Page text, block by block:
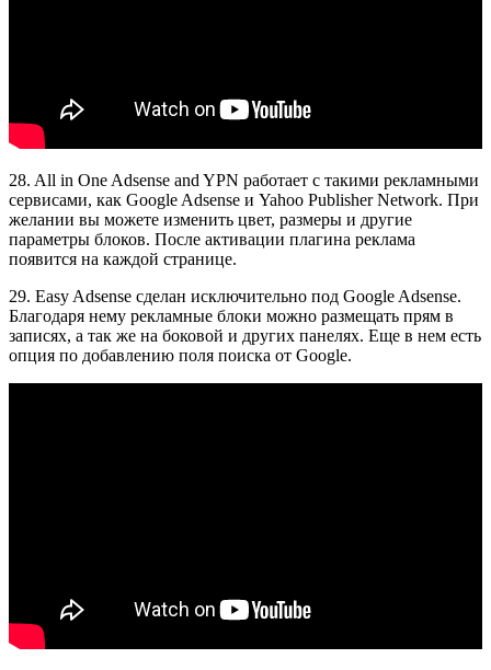
28. All in One Adsense and YPN работает с такими рекламными
сервисами, как Google Adsense и Yahoo Publisher Network. При
желании вы можете изменить цвет, размеры и другие
параметры блоков. После активации плагина реклама
появится на каждой странице.
29. Easy Adsense сделан исключительно под Google Adsense.
Благодаря нему рекламные блоки можно размещать прям в
записях, а так же на боковой и других панелях. Еще в нем есть
опция по добавлению поля поиска от Google.